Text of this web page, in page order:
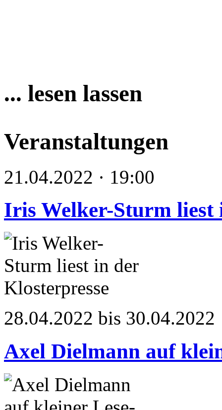
... lesen lassen
Veranstaltungen
21.04.2022 · 19:00
Iris Welker-Sturm liest
28.04.2022 bis 30.04.2022
Axel Dielmann auf